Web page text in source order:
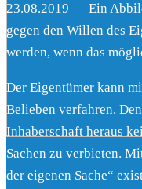
23.08.2019 — Ein
gegen den Willen des
werden, wenn das
Der Eigentümer kann
Belieben verfahren.
Inhaberschaft heraus
Sachen zu verbieten.
der eigenen Sache“